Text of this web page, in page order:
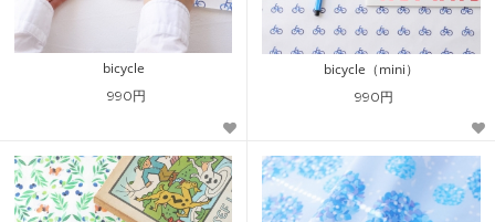
bicycle
990円
bicycle（mini）
990円